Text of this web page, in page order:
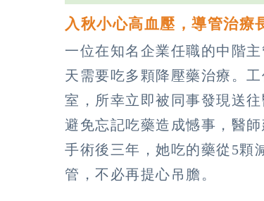
入秋小心高血壓，導管治療
一位在知名企業任職的中階
天需要吃多顆降壓藥治療。
室，所幸立即被同事發現送
避免忘記吃藥造成憾事，醫
手術後三年，她吃的藥從5顆
管，不必再提心吊膽。